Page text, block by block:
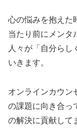
心の悩みを抱えた
当たり前にメンタ
人々が「自分らし
いきます。
オンラインカウン
の課題に向き合っ
の解決に貢献して